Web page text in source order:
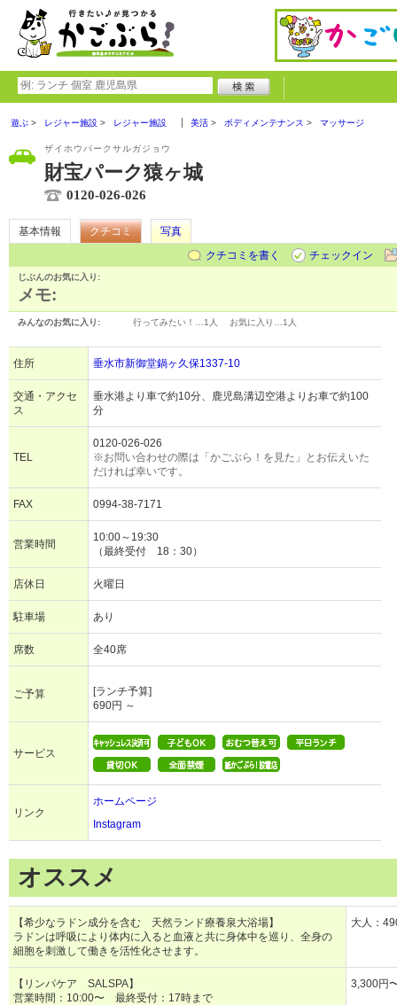
遊ぶ レジャー施設 レジャー施設 美活 ボディメンテナンス マッサージ
ザイホウパークサルガジョウ
財宝パーク猿ヶ城
0120-026-026
基本情報 クチコミ
写真
クチコミを書く
チェックイン
じぶんのお気に入り:
メモ:
みんなのお気に入り: 行ってみたい！… 1人 お気に入り… 1人
住所 垂水市新御堂鍋ヶ久保1337-10
交通・アクセ
ス
垂水港より車で約10分、鹿児島溝辺空港よりお車で約100
分
TEL
0120-026-026
※お問い合わせの際は「かごぶら！を見た」とお伝えいた
だければ幸いです。
FAX 0994-38-7171
営業時間
10:00～19:30
（最終受付 18：30）
店休日 火曜日
駐車場 あり
席数 全40席
ご予算
[ランチ予算]
690円 ～
サービス
リンク
ホームページ
Instagram
オススメ
【希少なラドン成分を含む 天然ランド療養泉大浴場】
ラドンは呼吸により体内に入ると血液と共に身体中を巡り、全身の
細胞を刺激して働きを活性化させます。
大人：
【リンパケア SALSPA】
営業時間：10:00〜 最終受付：17時まで
3,300